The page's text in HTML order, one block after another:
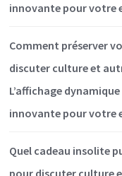
innovante pour votre
Comment préserver
discuter culture et
L’affichage
innovante pour votre
Quel cadeau insolite